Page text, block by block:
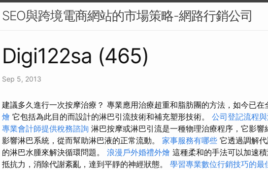
SEO與跨境電商網站的市場策略-網路行銷公司
Digi122sa (465)
Sep 5, 2013
建議多久進行一次按摩治療？ 專業應用治療超重和脂肪團的方法，如今已在
燴 它包括為此目的而設計的淋巴引流技術和補充塑形技術。 公司登記流程
專業會計師提供稅務諮詢 淋巴按摩或淋巴引流是一種物理治療程序，它影
影響淋巴系統，從而幫助淋巴液的正常流動。 家事服務有哪些 它透過調解
的淋巴水腫來解決循環問題。 浪漫戶外婚禮外燴 這種柔和的手法可以加速
抵抗力，消除代謝紊亂，達到平靜的神經狀態。 學習專業數位行銷技巧的最